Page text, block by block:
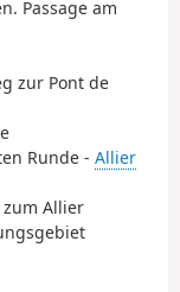
Passage am
zur Pont de
Runde - Allier
zum Allier